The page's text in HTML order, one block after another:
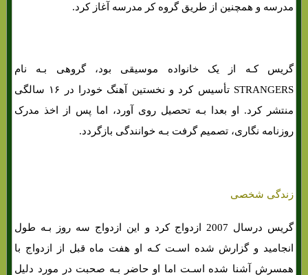
مدرسه و همچنین از طریق گروه کر مدرسه آغاز کرد.
گریس کـه از یک خانواده موسیقی بود، گروهی بـه نام
STRANGERS تأسیس کرد و نخستین آهنگ خودرا در ۱۶ سالگی
منتشر کرد. او بعدا بـه تحصیل روی آورد، اما پس از اخذ مدرک
روزنامه نگاری، تصمیم گرفت بـه خوانندگی بازگردد.
زندگی شخصی
گریس درسال 2007 ازدواج کرد و این ازدواج سه روز بـه طول
انجامید و گزارش شده اسـت کـه او هفت ماه قبل از ازدواج با
همسرش آشنا شده اسـت اما او حاضر بـه صحبت در مورد دلیل